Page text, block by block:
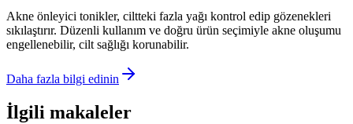
Akne önleyici tonikler, ciltteki fazla yağı kontrol edip gözenekleri
sıkılaştırır. Düzenli kullanım ve doğru ürün seçimiyle akne oluşumu
engellenebilir, cilt sağlığı korunabilir.
Daha fazla bilgi edinin
İlgili makaleler